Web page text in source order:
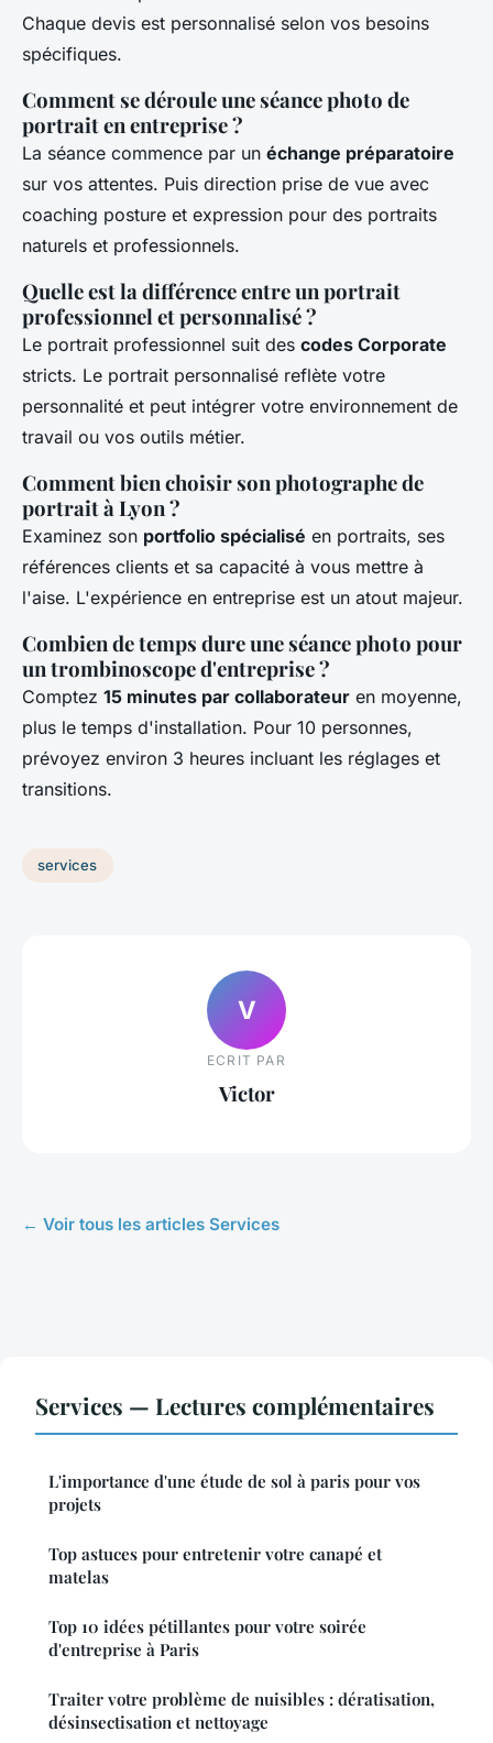
Chaque devis est personnalisé selon vos besoins
spécifiques.
Comment se déroule une séance photo de
portrait en entreprise ?
La séance commence par un échange préparatoire
sur vos attentes. Puis direction prise de vue avec
coaching posture et expression pour des portraits
naturels et professionnels.
Quelle est la différence entre un portrait
professionnel et personnalisé ?
Le portrait professionnel suit des codes Corporate
stricts. Le portrait personnalisé reflète votre
personnalité et peut intégrer votre environnement de
travail ou vos outils métier.
Comment bien choisir son photographe de
portrait à Lyon ?
Examinez son portfolio spécialisé en portraits, ses
références clients et sa capacité à vous mettre à
l'aise. L'expérience en entreprise est un atout majeur.
Combien de temps dure une séance photo pour
un trombinoscope d'entreprise ?
Comptez 15 minutes par collaborateur en moyenne,
plus le temps d'installation. Pour 10 personnes,
prévoyez environ 3 heures incluant les réglages et
transitions.
services
V
ECRIT PAR
Victor
← Voir tous les articles Services
Services — Lectures complémentaires
L'importance d'une étude de sol à paris pour vos
projets
Top astuces pour entretenir votre canapé et
matelas
Top 10 idées pétillantes pour votre soirée
d'entreprise à Paris
Traiter votre problème de nuisibles : dératisation,
désinsectisation et nettoyage